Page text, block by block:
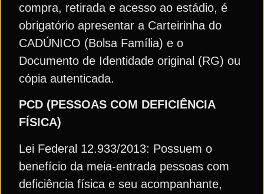
compra, retirada e acesso ao estádio, é
obrigatório apresentar a Carteirinha do
CADÚNICO (Bolsa Família) e o
Documento de Identidade original (RG) ou
cópia autenticada.
PCD (PESSOAS COM DEFICIÊNCIA
FÍSICA)
Lei Federal 12.933/2013: Possuem o
benefício da meia-entrada pessoas com
deficiência física e seu acompanhante,